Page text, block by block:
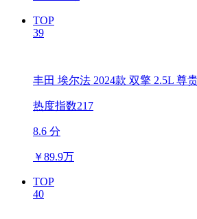
TOP
39
丰田 埃尔法 2024款 双擎 2.5L 尊
热度指数217
8.6 分
￥89.9万
TOP
40